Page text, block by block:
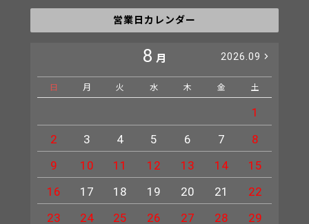
営業日カレンダー
8 月 2026.09
日 月 火 水 木 金 土
1
2
3 4 5 6 7
8
9
10 11 12 13 14
15
16
17 18 19 20 21
22
23
24 25 26 27 28
29